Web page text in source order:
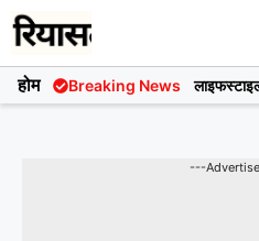
Skip
to
content
होम Breaking News
---